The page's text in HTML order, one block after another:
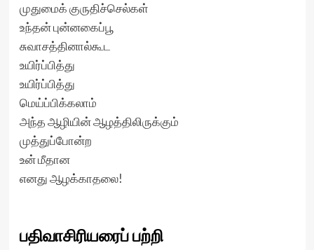
முதுமைக் குருதிச்செல்கள்
உந்தன் புன்னகைப்பூ
சுவாசத்தினால்கூட
உயிர்ப்பித்து
உயிர்ப்பித்து
மெய்ப்பிக்கலாம்
அந்த ஆழியின் ஆழத்திலிருக்கும்
முத்துப்போன்ற
உன் மீதான
எனது ஆழக்காதலை!
பதிவாசிரியரைப் பற்றி